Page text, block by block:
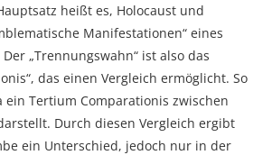
heißt es, Holocaust und
Manifestationen“ eines
„Trennungswahn“ ist also das
das einen Vergleich ermöglicht. So
ein Tertium Comparationis zwischen
Durch diesen Vergleich ergibt
ein Unterschied, jedoch nur in der